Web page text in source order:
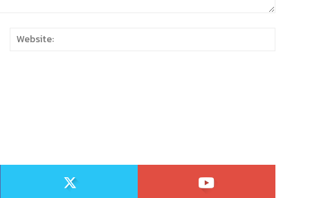
Email: